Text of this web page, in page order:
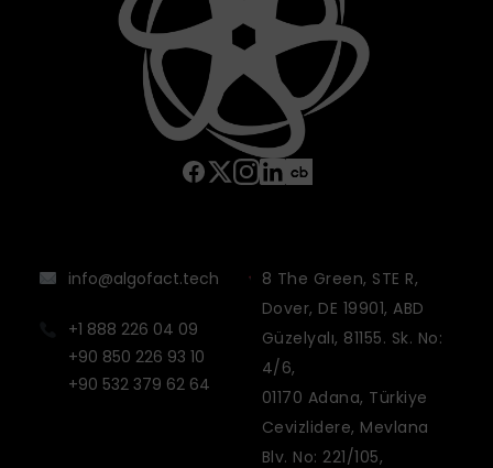
info@algofact.tech
+1 888 226 04 09
+90 850 226 93 10
+90 532 379 62 64
8 The Green, STE R,
Dover, DE 19901, ABD
Güzelyalı, 81155. Sk. No:
4/6,
01170 Adana, Türkiye
Cevizlidere, Mevlana
Blv. No: 221/105,